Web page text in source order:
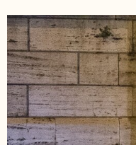
9 mars 2015.